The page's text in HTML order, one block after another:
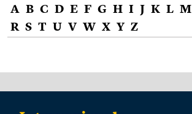
A B C D E F G H I J K L M
R S T U V W X Y Z